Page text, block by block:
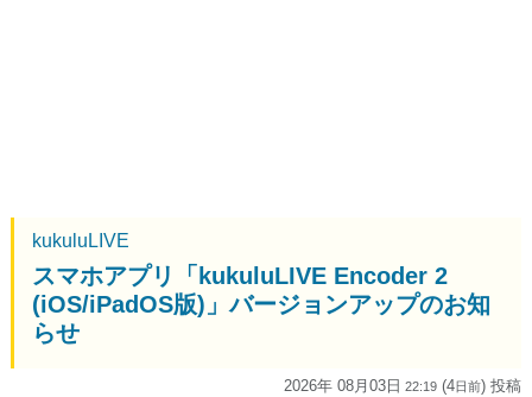
kukuluLIVE
スマホアプリ「kukuluLIVE Encoder 2
(iOS/iPadOS版)」バージョンアップのお知
らせ
2026年 08月03日 22:19 (4日前) 投稿